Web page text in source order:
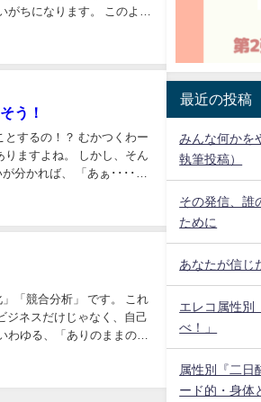
ります。 このよう
う！
するの！？ むかつくわー
しかし、そん
分かれば、 「あぁ････こ
合分析」 です。 これ
ジネスだけじゃなく、自己
ゆる、「ありのままのあ
最近の投稿
みんな何かを
執筆投稿）
その発信、誰
ために
あなたが信じ
エレコ属性別
べ！」
属性別『二日
ード的・身体